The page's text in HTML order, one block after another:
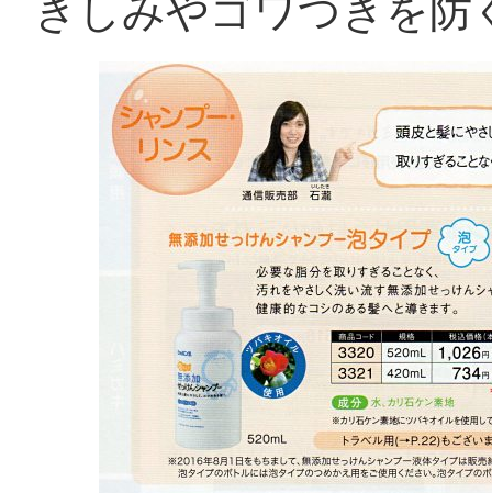
きしみやゴワつきを